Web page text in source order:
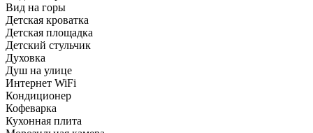
Вид на горы
Детская кроватка
Детская площадка
Детский стульчик
Духовка
Душ на улице
Интернет WiFi
Кондиционер
Кофеварка
Кухонная плита